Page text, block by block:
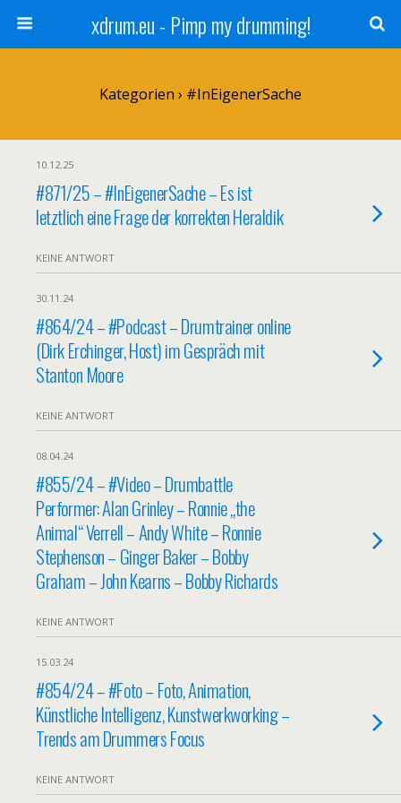
xdrum.eu - Pimp my drumming!
Kategorien › #InEigenerSache
10.12.25
#871/25 – #InEigenerSache – Es ist
letztlich eine Frage der korrekten Heraldik
KEINE ANTWORT
30.11.24
#864/24 – #Podcast – Drumtrainer online
(Dirk Erchinger, Host) im Gespräch mit
Stanton Moore
KEINE ANTWORT
08.04.24
#855/24 – #Video – Drumbattle
Performer: Alan Grinley – Ronnie „the
Animal“ Verrell – Andy White – Ronnie
Stephenson – Ginger Baker – Bobby
Graham – John Kearns – Bobby Richards
KEINE ANTWORT
15.03.24
#854/24 – #Foto – Foto, Animation,
Künstliche Intelligenz, Kunstwerkworking –
Trends am Drummers Focus
KEINE ANTWORT